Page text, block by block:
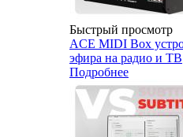
Быстрый просмотр
ACE MIDI Box
эфира на радио и ТВ
Подробнее